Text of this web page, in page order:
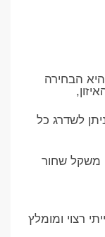
הבחירה
לשדרג כל
רצוי ומומלץ